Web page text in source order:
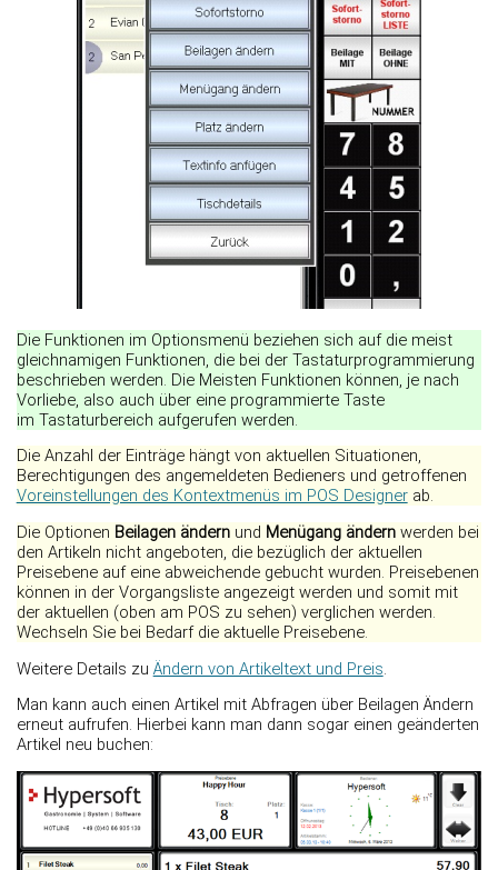
Die Funktionen im Optionsmenü beziehen sich auf die meist
gleichnamigen Funktionen, die bei der Tastaturprogrammierung
beschrieben werden. Die Meisten Funktionen können, je nach
Vorliebe, also auch über eine programmierte Taste
im Tastaturbereich aufgerufen werden.
Die Anzahl der Einträge hängt von aktuellen Situationen,
Berechtigungen des angemeldeten Bedieners und getroffenen
Voreinstellungen des Kontextmenüs im POS Designerab.
Die Optionen Beilagen ändernund Menügang ändernwerden bei
den Artikeln nicht angeboten, die bezüglich der aktuellen
Preisebene auf eine abweichende gebucht wurden. Preisebenen
können in der Vorgangsliste angezeigt werden und somit mit
der aktuellen (oben am POS zu sehen) verglichen werden.
Wechseln Sie bei Bedarf die aktuelle Preisebene.
Weitere Details zu Ändern von Artikeltext und Preis.
Man kann auch einen Artikel mit Abfragen über Beilagen Ändern
erneut aufrufen. Hierbei kann man dann sogar einen geänderten
Artikel neu buchen: